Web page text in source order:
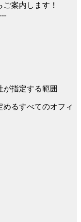
案内します！
が指定する範囲
るすべてのオフィ